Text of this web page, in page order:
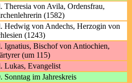
Theresia von Avila, Ordensfrau,
(1582)
Hedwig von Andechs, Herzogin von
(1243)
Ignatius, Bischof von Antiochien,
(um 115)
Lukas, Evangelist
Sonntag im Jahreskreis